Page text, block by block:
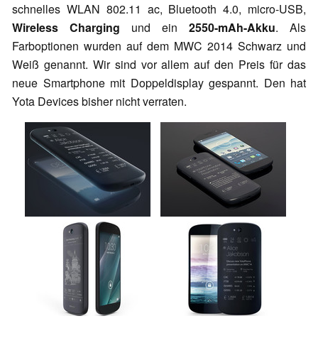
schnelles WLAN 802.11 ac, Bluetooth 4.0, micro-USB,
Wireless Charging und ein 2550-mAh-Akku. Als
Farboptionen wurden auf dem MWC 2014 Schwarz und
Weiß genannt. Wir sind vor allem auf den Preis für das
neue Smartphone mit Doppeldisplay gespannt. Den hat
Yota Devices bisher nicht verraten.